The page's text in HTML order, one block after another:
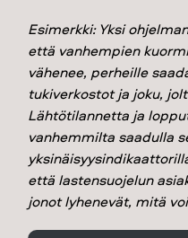
Esimerkki: Yksi
että vanhempien
vähenee, perheille
tukiverkostot ja joku,
Lähtötilannetta ja
vanhemmilta saadulla
että lastensuojelun
jonot lyhenevät, mitä